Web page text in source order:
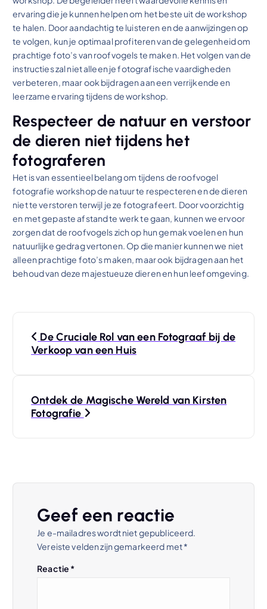
ervaring die je kunnen helpen om het beste uit de workshop
te halen. Door aandachtig te luisteren en de aanwijzingen op
te volgen, kun je optimaal profiteren van de gelegenheid om
prachtige foto’s van roofvogels te maken. Het volgen van de
instructies zal niet alleen je fotografische vaardigheden
verbeteren, maar ook bijdragen aan een verrijkende en
leerzame ervaring tijdens de workshop.
Respecteer de natuur en verstoor
de dieren niet tijdens het
fotograferen
Het is van essentieel belang om tijdens de roofvogel
fotografie workshop de natuur te respecteren en de dieren
niet te verstoren terwijl je ze fotografeert. Door voorzichtig
en met gepaste afstand te werk te gaan, kunnen we ervoor
zorgen dat de roofvogels zich op hun gemak voelen en hun
natuurlijke gedrag vertonen. Op die manier kunnen we niet
alleen prachtige foto’s maken, maar ook bijdragen aan het
behoud van deze majestueuze dieren en hun leefomgeving.
De Cruciale Rol van een Fotograaf bij de
Verkoop van een Huis
Ontdek de Magische Wereld van Kirsten
Fotografie
Geef een reactie
Je e-mailadres wordt niet gepubliceerd.
Vereiste velden zijn gemarkeerd met*
Reactie *